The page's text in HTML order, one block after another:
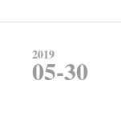
2019
05-30